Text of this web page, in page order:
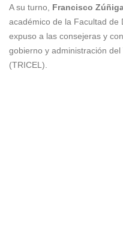
A su turno, Francisco
académico de la Facultad de
expuso a las consejeras y
gobierno y administración
(TRICEL).